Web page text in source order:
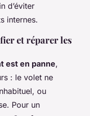
d’éviter
internes.
et réparer les
est en panne,
: le volet ne
ou
Pour un